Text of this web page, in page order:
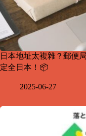
日本地址太複雜？郵便
定全日本！📦
2025-06-27